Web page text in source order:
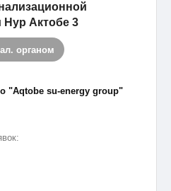
Нур Актобе 3
органом
"Aqtobe su-energy group"